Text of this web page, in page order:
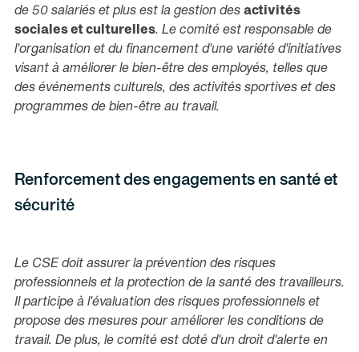
de 50 salariés et plus est la gestion des activités
sociales et culturelles. Le comité est responsable de
l'organisation et du financement d'une variété d'initiatives
visant à améliorer le bien-être des employés, telles que
des événements culturels, des activités sportives et des
programmes de bien-être au travail.
Renforcement des engagements en santé et
sécurité
Le CSE doit assurer la prévention des risques
professionnels et la protection de la santé des travailleurs.
Il participe à l'évaluation des risques professionnels et
propose des mesures pour améliorer les conditions de
travail. De plus, le comité est doté d'un droit d'alerte en